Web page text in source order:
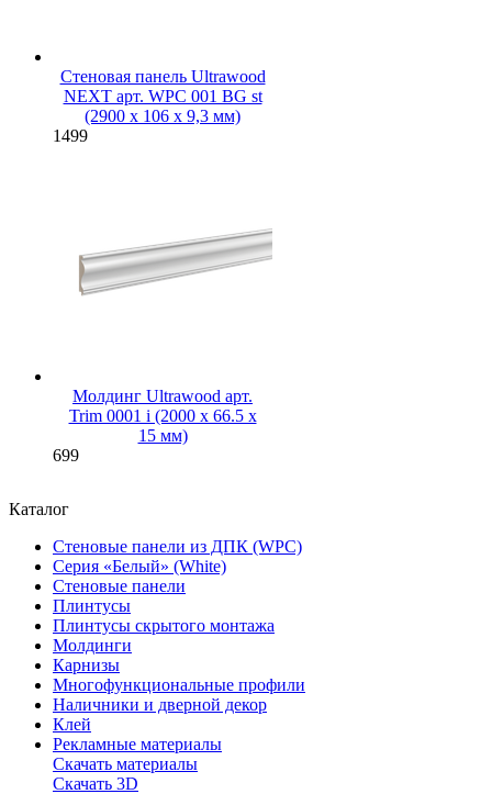
Стеновая панель Ultrawood
NEXT арт. WPC 001 BG st
(2900 х 106 х 9,3 мм)
1499
Молдинг Ultrawood арт.
Trim 0001 i (2000 х 66.5 х
15 мм)
699
Каталог
Стеновые панели из ДПК (WPC)
Серия «Белый» (White)
Стеновые панели
Плинтусы
Плинтусы скрытого монтажа
Молдинги
Карнизы
Многофункциональные профили
Наличники и дверной декор
Клей
Рекламные материалы
Скачать материалы
Скачать 3D